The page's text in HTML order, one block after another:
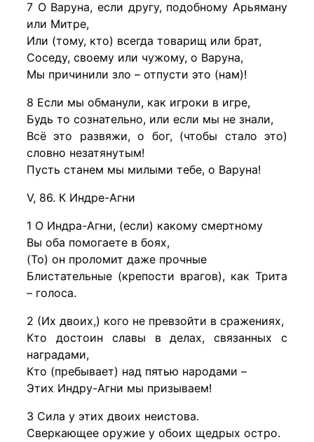
7 О Варуна, если другу, подобному Арьяману
или Митре,
Или (тому, кто) всегда товарищ или брат,
Соседу, своему или чужому, о Варуна,
Мы причинили зло – отпусти это (нам)!
8 Если мы обманули, как игроки в игре,
Будь то сознательно, или если мы не знали,
Всё это развяжи, о бог, (чтобы стало это)
словно незатянутым!
Пусть станем мы милыми тебе, о Варуна!
V, 86. К Индре-Агни
1 О Индра-Агни, (если) какому смертному
Вы оба помогаете в боях,
(То) он проломит даже прочные
Блистательные (крепости врагов), как Трита
– голоса.
2 (Их двоих,) кого не превзойти в сражениях,
Кто достоин славы в делах, связанных с
наградами,
Кто (пребывает) над пятью народами –
Этих Индру-Агни мы призываем!
3 Сила у этих двоих неистова.
Сверкающее оружие у обоих щедрых остро.